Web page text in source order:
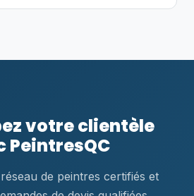
votre clientèle
PeintresQC
de peintres certifiés et